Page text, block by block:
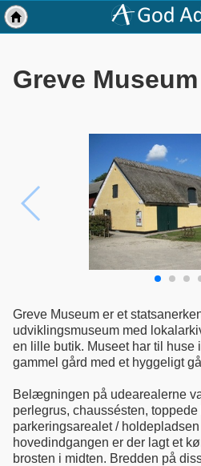
Greve Museum
Greve Museum er et
udviklingsmuseum med
en lille butik. Museet har til
gammel gård med et hyggeligt
Belægningen på udearealerne
perlegrus, chaussésten,
parkeringsarealet / holdepladsen
hovedindgangen er der lagt et
brosten i midten. Bredden på